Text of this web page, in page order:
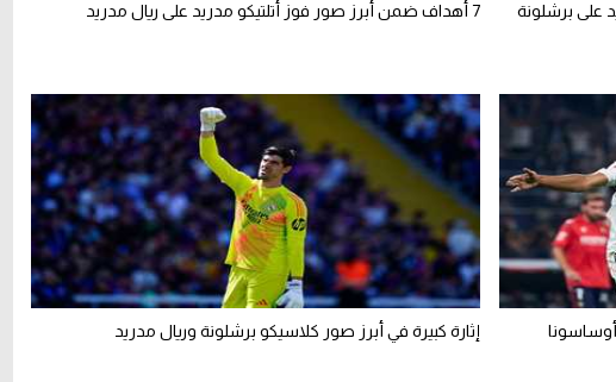
على برشلونة 7 أهداف ضمن أبرز صور فوز أتلتيكو مدريد على ريال مدريد
إثارة كبيرة في أبرز صور كلاسيكو برشلونة وريال مدريد